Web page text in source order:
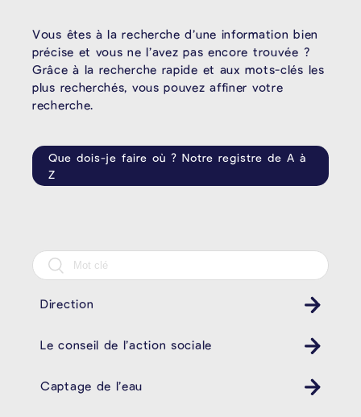
Vous êtes à la recherche d’une information bien
précise et vous ne l’avez pas encore trouvée ?
Grâce à la recherche rapide et aux mots-clés les
plus recherchés, vous pouvez affiner votre
recherche.
Que dois-je faire où ? Notre registre de A à
Z
Direction
Le conseil de l’action sociale
Captage de l’eau